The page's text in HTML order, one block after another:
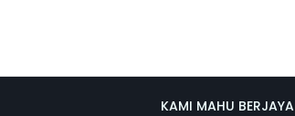
KAMI MAHU BERJAYA